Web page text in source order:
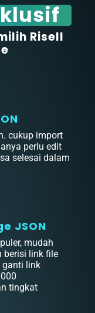
Risell
cukup import
perlu edit
selesai dalam
JSON
mudah
berisi link file
ganti link
tingkat